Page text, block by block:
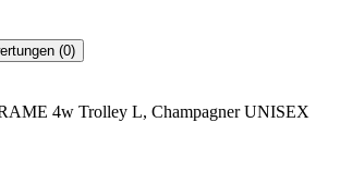
(0)
4w Trolley L, Champagner UNISEX